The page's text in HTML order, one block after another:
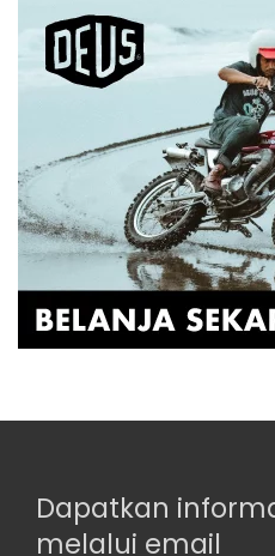
Dapatkan
melalui email